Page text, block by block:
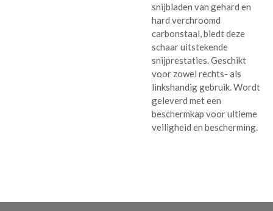
snijbladen van gehard en
hard verchroomd
carbonstaal, biedt deze
schaar uitstekende
snijprestaties. Geschikt
voor zowel rechts- als
linkshandig gebruik. Wordt
geleverd met een
beschermkap voor ultieme
veiligheid en bescherming.